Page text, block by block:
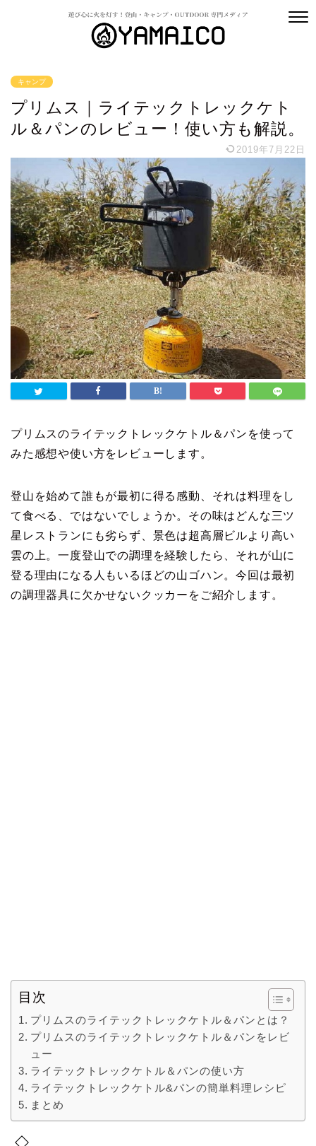
キャンプ
プリムス｜ライテックトレックケト
ル＆パンのレビュー！使い方も解説。
2019年7月22日
プリムスのライテックトレックケトル＆パンを使って
みた感想や使い方をレビューします。
登山を始めて誰もが最初に得る感動、それは料理をし
て食べる、ではないでしょうか。その味はどんな三ツ
星レストランにも劣らず、景色は超高層ビルより高い
雲の上。一度登山での調理を経験したら、それが山に
登る理由になる人もいるほどの山ゴハン。今回は最初
の調理器具に欠かせないクッカーをご紹介します。
目次
プリムスのライテックトレックケトル＆パンとは？
プリムスのライテックトレックケトル＆パンをレビ
ュー
ライテックトレックケトル＆パンの使い方
ライテックトレックケトル&パンの簡単料理レシピ
まとめ